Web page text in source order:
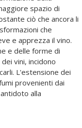
spazio di
ciò che ancora li
che
e apprezza il vino.
e delle forme di
vini, incidono
L'estensione dei
provenienti dai
alla
vino, a imporsi è
espedienti, di farci
Attraverso la
in atto, questo libro
di quell'oggetto
e gli effetti di
sua produzione